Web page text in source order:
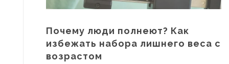
Почему люди полнеют? Как
избежать набора лишнего веса с
возрастом